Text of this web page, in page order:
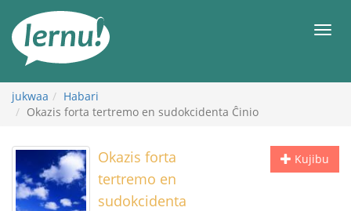
maudhui
jukwaa
Habari
Okazis forta tertremo en sudokcidenta Ĉinio
Kujibu
Okazis forta
tertremo en
sudokcidenta